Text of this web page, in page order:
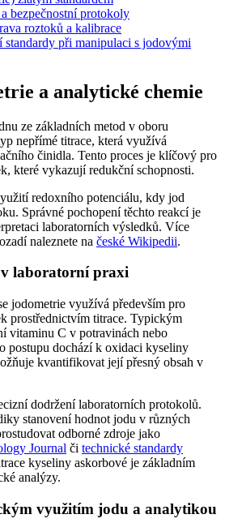
bezpečnostní protokoly
roztoků a kalibrace
standardy při manipulaci s jodovými
a analytické chemie
ze základních metod v oboru
nepřímé titrace, která využívá
činidla. Tento proces je klíčový pro
které vykazují redukční schopnosti.
redoxního potenciálu, kdy jod
Správné pochopení těchto reakcí je
laboratorních výsledků. Více
naleznete na české Wikipedii.
v laboratorní praxi
jodometrie využívá především pro
prostřednictvím titrace. Typickým
vitaminu C v potravinách nebo
postupu dochází k oxidaci kyseliny
kvantifikovat její přesný obsah v
dodržení laboratorních protokolů.
stanovení hodnot jodu v různých
odborné zdroje jako
Journal či technické standardy
kyseliny askorbové je základním
analýzy.
využitím jodu a analytikou